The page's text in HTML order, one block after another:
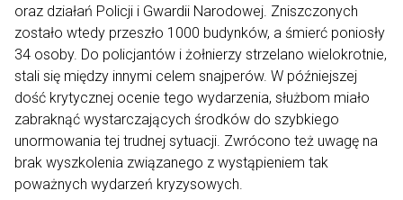
oraz działań Policji i Gwardii Narodowej. Zniszczonych
zostało wtedy przeszło 1000 budynków, a śmierć poniosły
34 osoby. Do policjantów i żołnierzy strzelano wielokrotnie,
stali się między innymi celem snajperów. W późniejszej
dość krytycznej ocenie tego wydarzenia, służbom miało
zabraknąć wystarczających środków do szybkiego
unormowania tej trudnej sytuacji. Zwrócono też uwagę na
brak wyszkolenia związanego z wystąpieniem tak
poważnych wydarzeń kryzysowych.